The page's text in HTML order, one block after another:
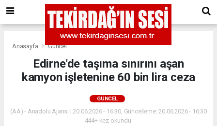
Anasayfa Güncel
Edirne'de taşıma sınırını aşan
kamyon işletenine 60 bin lira ceza
GÜNCEL
(AA) - Anadolu Ajansı | 20.06.2026 - 16:30, Güncelleme: 20.06.2026 - 16:30
444+ kez okundu.